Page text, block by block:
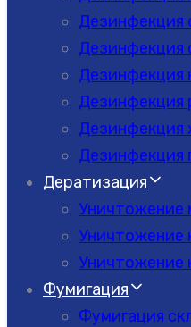
Дезинфекция
Дезинфекция
Дезинфекция
Дезинфекция
Дезинфекция
Дезинфекция
Дератизация
Уничтожение
Уничтожение
Уничтожение
Фумигация
Фумигация